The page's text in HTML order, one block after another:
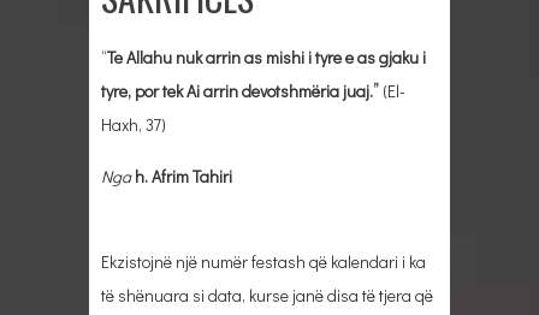
“Te Allahu nuk arrin as mishi i tyre e as gjaku i
tyre, por tek Ai arrin devotshmëria juaj.” (El-
Haxh, 37)
Nga h. Afrim Tahiri
Ekzistojnë një numër festash që kalendari i ka
të shënuara si data, kurse janë disa të tjera që